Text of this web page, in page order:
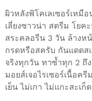
ผิวหลังพิโคเลเซอร์เหมื
เลี่ยงซาวน่า สตรีม โยค
สระคลอรีน 3 วัน ล้างห
กรดหรือสครับ กันแดดส
จริงทุกวัน ทาซ้ำทุก 2 ถึ
มอยส์เจอไรเซอร์เนื้อค
เย็น ไม่เกา ไม่แกะสะเ